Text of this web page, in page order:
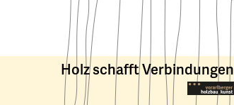
Holz schafft Verbindungen